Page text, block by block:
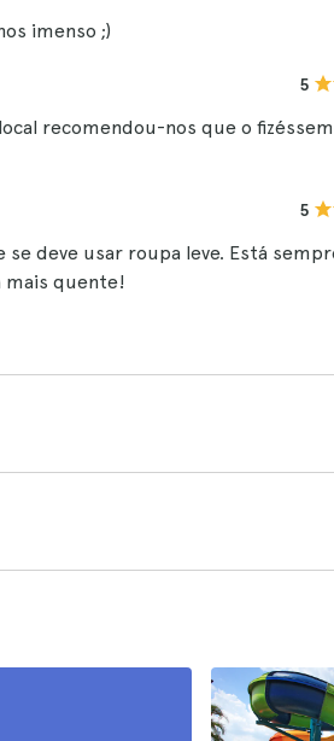
imenso ;)
5
recomendou-nos que o
5
deve usar roupa leve. Está
mais quente!